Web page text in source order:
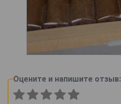
Оцените и напишите отзыв: